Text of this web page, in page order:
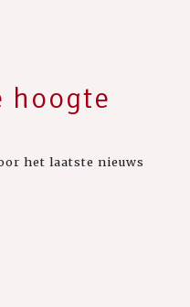
hoogte
het laatste nieuws